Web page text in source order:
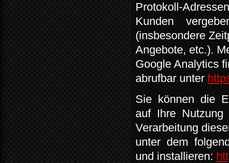
Protokoll-
Kunden
(insbesondere
Angebote, etc.).
Google Analytics
abrufbar unter
Sie können die
auf Ihre Nutzung
Verarbeitung
unter dem
und installieren: